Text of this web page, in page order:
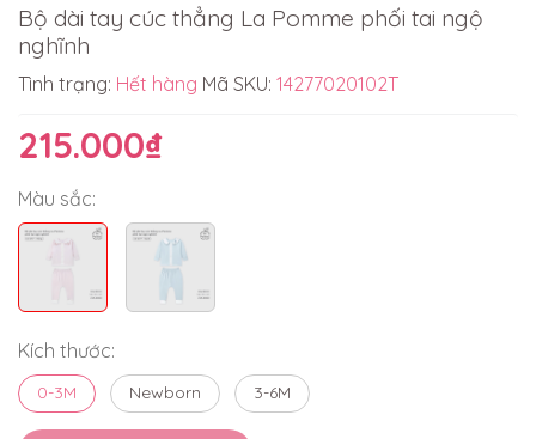
Bộ dài tay cúc thẳng La Pomme phối tai ngộ
nghĩnh
Tình trạng: Hết hàng Mã SKU: 14277020102T
215.000₫
Màu sắc:
Kích thước:
0-3M Newborn 3-6M